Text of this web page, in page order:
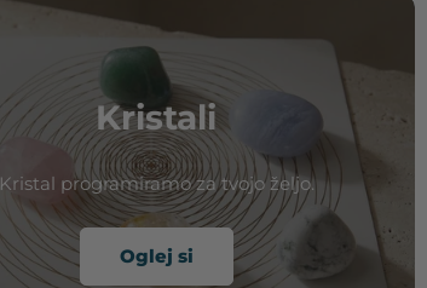
Kristali
Kristal programiramo za tvojo željo.
Oglej si